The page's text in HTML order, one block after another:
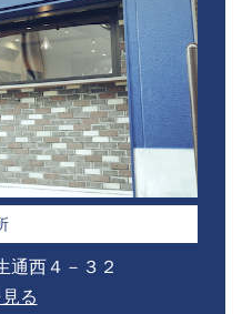
通西４－３２⁣
る